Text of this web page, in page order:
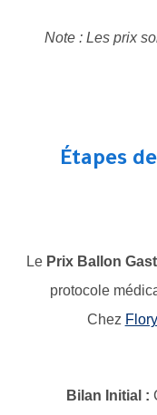
Note : Les prix
Étapes
Le Prix Ballon
protocole
Chez
Bilan Initial :